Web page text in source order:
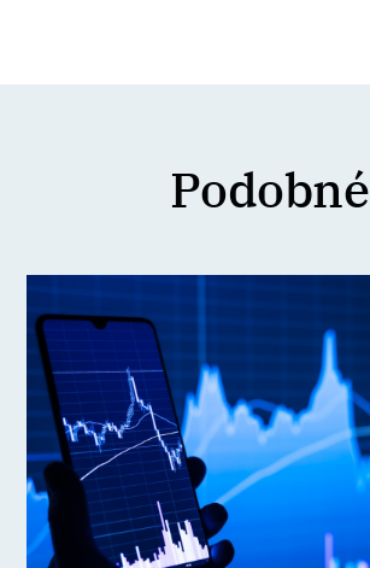
Podobné